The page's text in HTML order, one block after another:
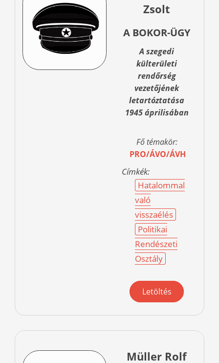
Zsolt
A BOKOR-ÜGY
A szegedi
külterületi
rendőrség
vezetőjének
letartóztatása
1945 áprilisában
Fő témakör:
PRO/ÁVO/ÁVH
Címkék:
Hatalommal
való
visszaélés
Politikai
Rendészeti
Osztály
Letöltés
Müller Rolf